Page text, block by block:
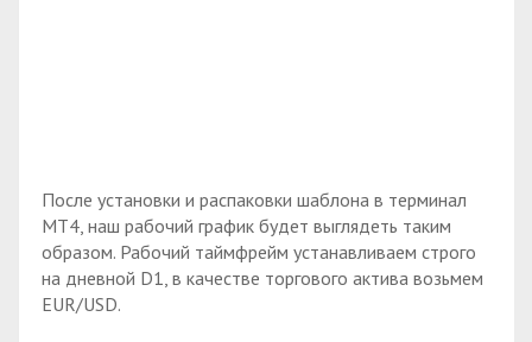
После установки и распаковки шаблона в терминал
МТ4, наш рабочий график будет выглядеть таким
образом. Рабочий таймфрейм устанавливаем строго
на дневной D1, в качестве торгового актива возьмем
EUR/USD.